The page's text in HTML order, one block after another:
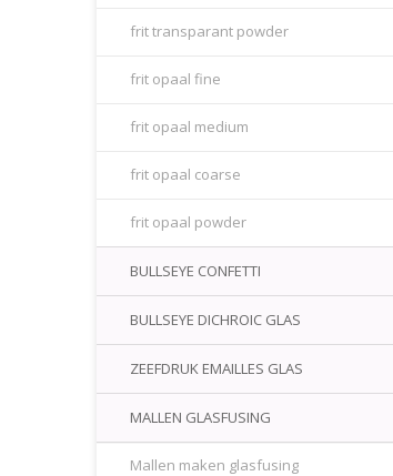
frit transparant powder
frit opaal fine
frit opaal medium
frit opaal coarse
frit opaal powder
BULLSEYE CONFETTI
BULLSEYE DICHROIC GLAS
ZEEFDRUK EMAILLES GLAS
MALLEN GLASFUSING
Mallen maken glasfusing